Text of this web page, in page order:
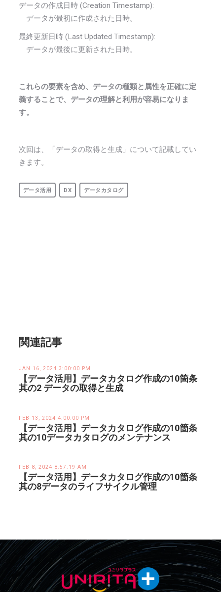
データの作成日時 (Creation Timestamp):
データが最初に作成された日時。
最終更新日時 (Last Updated Timestamp):
データが最後に更新された日時。
これらの要素を含め、データの種類と属性を正確に定
義することで、データの理解と利用が容易になりま
す。
次回は、「データの取得と生成」について記載してい
きます。
データ活用 DX データカタログ
関連記事
JAN 16, 2024 3:00:00 PM
【データ活用】データカタログ作成の10箇条
其の2 データの取得と生成
FEB 13, 2024 4:00:00 PM
【データ活用】データカタログ作成の10箇条
其の10データカタログのメンテナンス
FEB 8, 2024 8:57:19 AM
【データ活用】データカタログ作成の10箇条
其の8データのライフサイクル管理